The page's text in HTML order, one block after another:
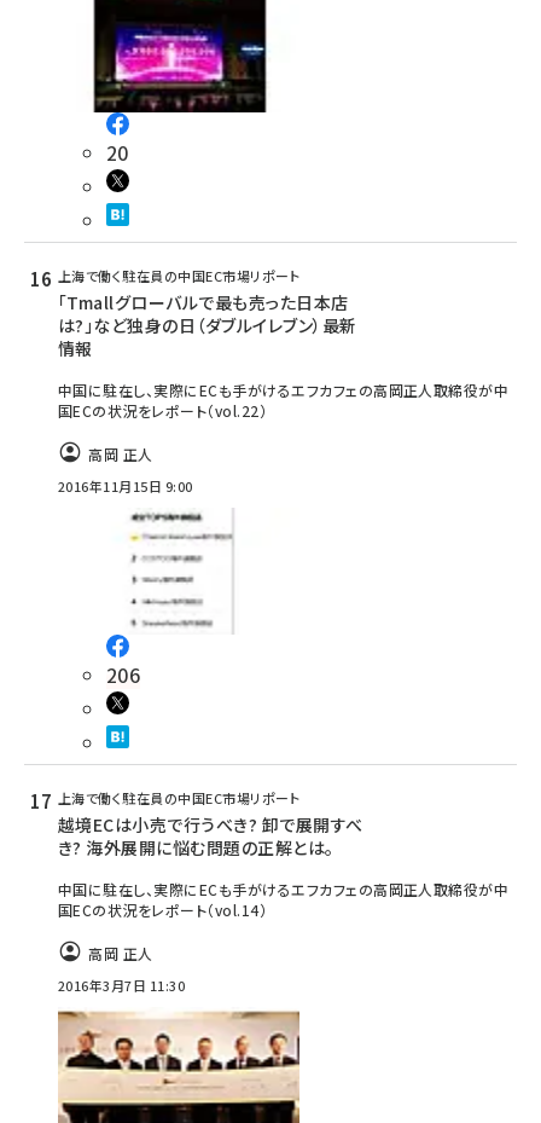
20
上海で働く駐在員の中国EC市場リポート
「Tmallグローバルで最も売った日本店
は?」など独身の日（ダブルイレブン）最新
情報
中国に駐在し、実際にECも手がけるエフカフェの高岡正人取締役が中
国ECの状況をレポート（vol.22）
高岡 正人
2016年11月15日 9:00
206
上海で働く駐在員の中国EC市場リポート
越境ECは小売で行うべき? 卸で展開すべ
き? 海外展開に悩む問題の正解とは。
中国に駐在し、実際にECも手がけるエフカフェの高岡正人取締役が中
国ECの状況をレポート（vol.14）
高岡 正人
2016年3月7日 11:30